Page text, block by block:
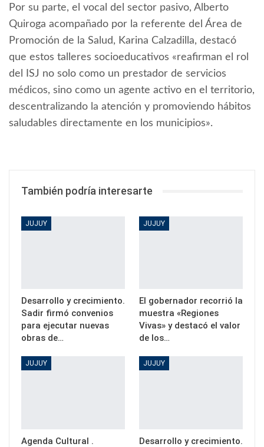
Por su parte, el vocal del sector pasivo, Alberto
Quiroga acompañado por la referente del Área de
Promoción de la Salud, Karina Calzadilla, destacó
que estos talleres socioeducativos «reafirman el rol
del ISJ no solo como un prestador de servicios
médicos, sino como un agente activo en el territorio,
descentralizando la atención y promoviendo hábitos
saludables directamente en los municipios».
También podría interesarte
JUJUY
Desarrollo y crecimiento.
Sadir firmó convenios
para ejecutar nuevas
obras de…
JUJUY
El gobernador recorrió la
muestra «Regiones
Vivas» y destacó el valor
de los…
JUJUY
Agenda Cultural .
JUJUY
Desarrollo y crecimiento.